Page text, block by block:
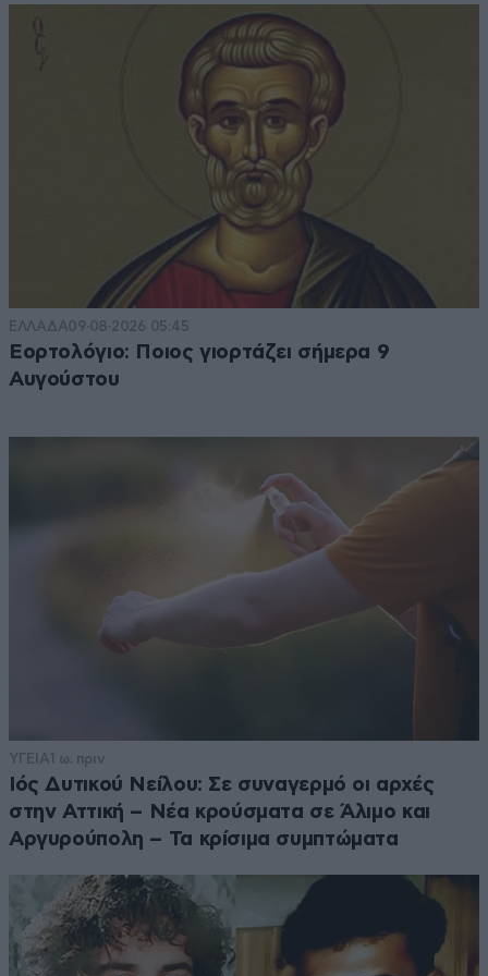
ΕΛΛΑΔΑ09·08·2026 05:45
Εορτολόγιο: Ποιος γιορτάζει σήμερα 9
Αυγούστου
ΥΓΕΙΑ1 ω. πριν
Ιός Δυτικού Νείλου: Σε συναγερμό οι αρχές
στην Αττική – Νέα κρούσματα σε Άλιμο και
Αργυρούπολη – Τα κρίσιμα συμπτώματα